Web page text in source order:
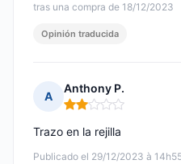
tras una compra de 18/12/2023
Opinión traducida
A
Anthony P.
Nota: 2 de 5
Publicado el 29/12/2023 à
Trazo en la rejilla